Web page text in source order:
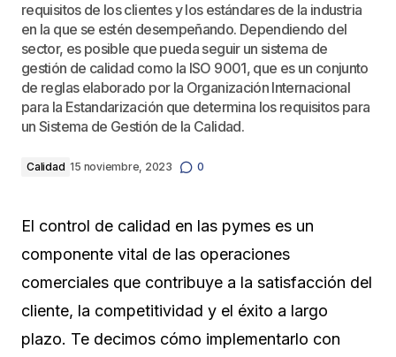
requisitos de los clientes y los estándares de la industria
en la que se estén desempeñando. Dependiendo del
sector, es posible que pueda seguir un sistema de
gestión de calidad como la ISO 9001, que es un conjunto
de reglas elaborado por la Organización Internacional
para la Estandarización que determina los requisitos para
un Sistema de Gestión de la Calidad.
Calidad 15 noviembre, 2023 0
El control de calidad en las pymes es un
componente vital de las operaciones
comerciales que contribuye a la satisfacción del
cliente, la competitividad y el éxito a largo
plazo. Te decimos cómo implementarlo con